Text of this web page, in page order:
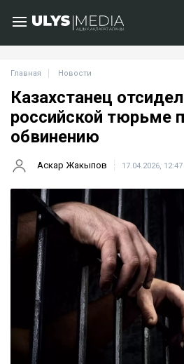
Главная Новости
Казахстанец
российской тюрьме
обвинению
Аскар Жакыпов 17.04.2026, 12:47